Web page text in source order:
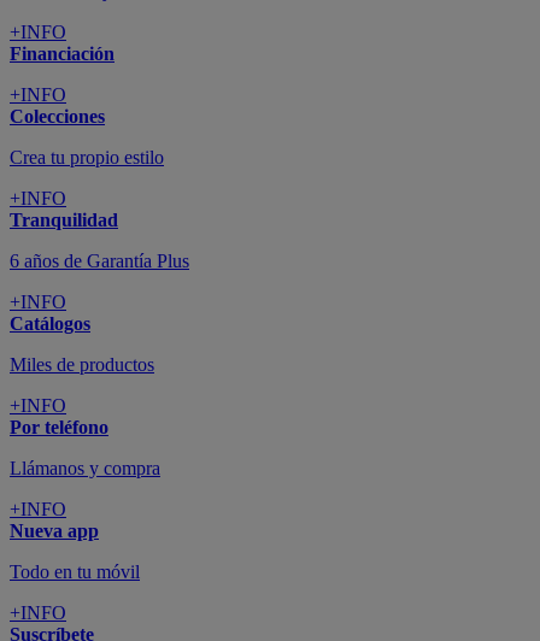
+INFO
Financiación
+INFO
Colecciones
Crea tu propio estilo
+INFO
Tranquilidad
6 años de Garantía Plus
+INFO
Catálogos
Miles de productos
+INFO
Por teléfono
Llámanos y compra
+INFO
Nueva app
Todo en tu móvil
+INFO
Suscríbete